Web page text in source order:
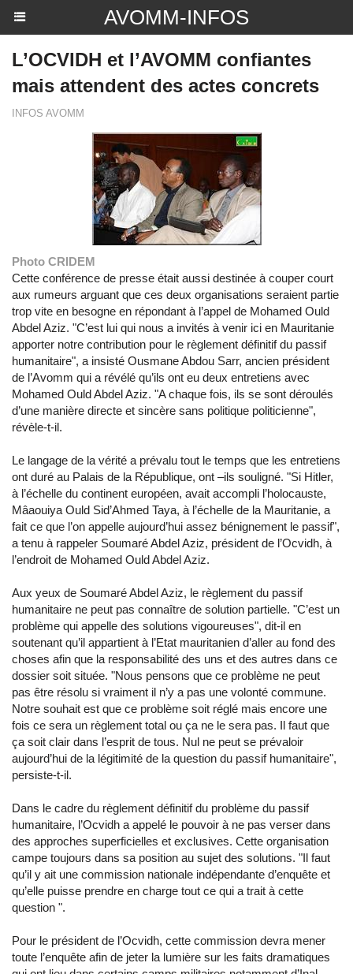
AVOMM-INFOS
L’OCVIDH et l’AVOMM confiantes
mais attendent des actes concrets
INFOS AVOMM
Photo CRIDEM
Cette conférence de presse était aussi destinée à couper court
aux rumeurs arguant que ces deux organisations seraient partie
trop vite en besogne en répondant à l’appel de Mohamed Ould
Abdel Aziz. "C’est lui qui nous a invités à venir ici en Mauritanie
apporter notre contribution pour le règlement définitif du passif
humanitaire", a insisté Ousmane Abdou Sarr, ancien président
de l’Avomm qui a révélé qu’ils ont eu deux entretiens avec
Mohamed Ould Abdel Aziz. "A chaque fois, ils se sont déroulés
d’une manière directe et sincère sans politique politicienne",
révèle-t-il.
Le langage de la vérité a prévalu tout le temps que les entretiens
ont duré au Palais de la République, ont –ils souligné. "Si Hitler,
à l’échelle du continent européen, avait accompli l’holocauste,
Mâaouiya Ould Sid’Ahmed Taya, à l’échelle de la Mauritanie, a
fait ce que l’on appelle aujourd’hui assez bénignement le passif",
a tenu à rappeler Soumaré Abdel Aziz, président de l’Ocvidh, à
l’endroit de Mohamed Ould Abdel Aziz.
Aux yeux de Soumaré Abdel Aziz, le règlement du passif
humanitaire ne peut pas connaître de solution partielle. "C’est un
problème qui appelle des solutions vigoureuses", dit-il en
soutenant qu’il appartient à l’Etat mauritanien d’aller au fond des
choses afin que la responsabilité des uns et des autres dans ce
dossier soit située. "Nous pensons que ce problème ne peut
pas être résolu si vraiment il n’y a pas une volonté commune.
Notre souhait est que ce problème soit réglé mais encore une
fois ce sera un règlement total ou ça ne le sera pas. Il faut que
ça soit clair dans l’esprit de tous. Nul ne peut se prévaloir
aujourd’hui de la légitimité de la question du passif humanitaire",
persiste-t-il.
Dans le cadre du règlement définitif du problème du passif
humanitaire, l’Ocvidh a appelé le pouvoir à ne pas verser dans
des approches superficielles et exclusives. Cette organisation
campe toujours dans sa position au sujet des solutions. "Il faut
qu’il y ait une commission nationale indépendante d’enquête et
qu’elle puisse prendre en charge tout ce qui a trait à cette
question ".
Pour le président de l’Ocvidh, cette commission devra mener
toute l’enquête afin de jeter la lumière sur les faits dramatiques